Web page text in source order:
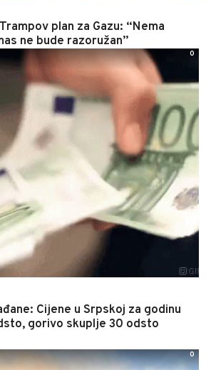
plan za Gazu: “Nema
ne bude razoružan”
Cijene u Srpskoj za godinu
gorivo skuplje 30 odsto
0
0